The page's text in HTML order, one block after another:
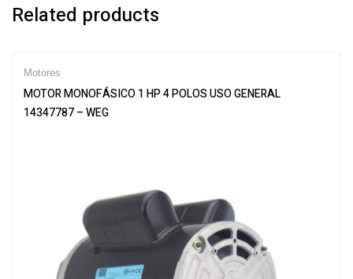
Related products
Motores
MOTOR MONOFÁSICO 1 HP 4 POLOS USO GENERAL
14347787 – WEG